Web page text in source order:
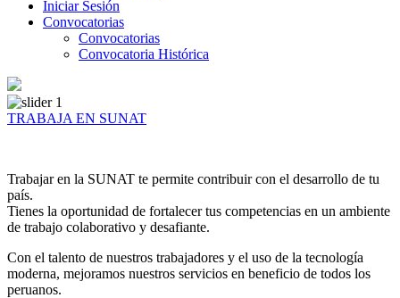
Iniciar Sesión
Convocatorias
Convocatorias
Convocatoria Histórica
TRABAJA EN SUNAT
Trabajar en la SUNAT te permite contribuir con el desarrollo de tu
país.
Tienes la oportunidad de fortalecer tus competencias en un ambiente
de trabajo colaborativo y desafiante.
Con el talento de nuestros trabajadores y el uso de la tecnología
moderna, mejoramos nuestros servicios en beneficio de todos los
peruanos.